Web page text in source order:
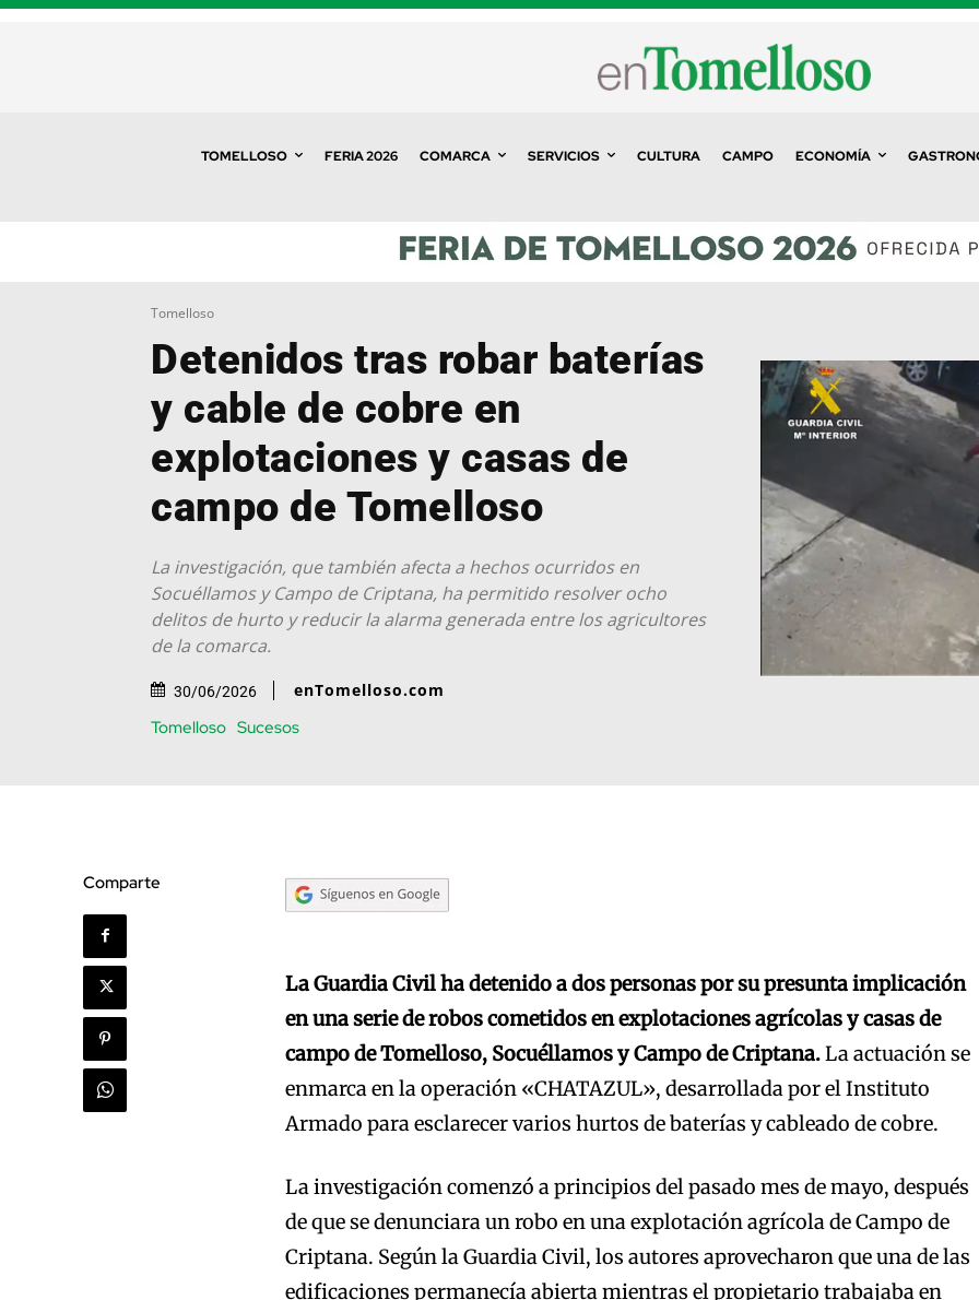
TOMELLOSO FERIA 2026 COMARCA SERVICIOS CULTURA CAMPO ECONOMÍA
Tomelloso
Detenidos tras robar baterías
y cable de cobre en
explotaciones y casas de
campo de Tomelloso
La investigación, que también afecta a hechos ocurridos en
Socuéllamos y Campo de Criptana, ha permitido resolver ocho
delitos de hurto y reducir la alarma generada entre los agricultores
de la comarca.
30/06/2026 enTomelloso.com
Tomelloso Sucesos
Comparte
La Guardia Civil ha detenido a dos personas por su presunta implicación
en una serie de robos cometidos en explotaciones agrícolas y casas de
campo de Tomelloso, Socuéllamos y Campo de Criptana.La actuación se
enmarca en la operación «CHATAZUL», desarrollada por el Instituto
Armado para esclarecer varios hurtos de baterías y cableado de cobre.
La investigación comenzó a principios del pasado mes de mayo, después
de que se denunciara un robo en una explotación agrícola de Campo de
Criptana. Según la Guardia Civil, los autores aprovecharon que una de las
edificaciones permanecía abierta mientras el propietario trabajaba en